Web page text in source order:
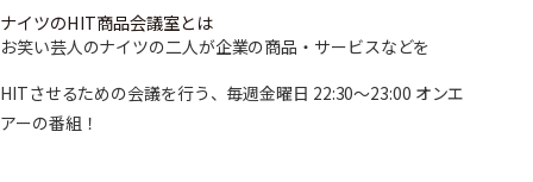
ナイツのHIT商品会議室とは
お笑い芸人のナイツの二人が企業の商品・サービスなどを
HITさせるための会議を行う、毎週金曜日 22:30～23:00 オンエ
アーの番組！